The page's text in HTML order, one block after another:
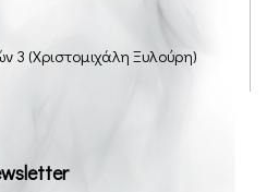
(Χριστομιχάλη Ξυλούρη)